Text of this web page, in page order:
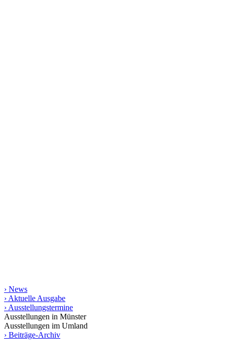
› News
› Aktuelle Ausgabe
› Ausstellungstermine
Ausstellungen in Münster
Ausstellungen im Umland
› Beiträge-Archiv